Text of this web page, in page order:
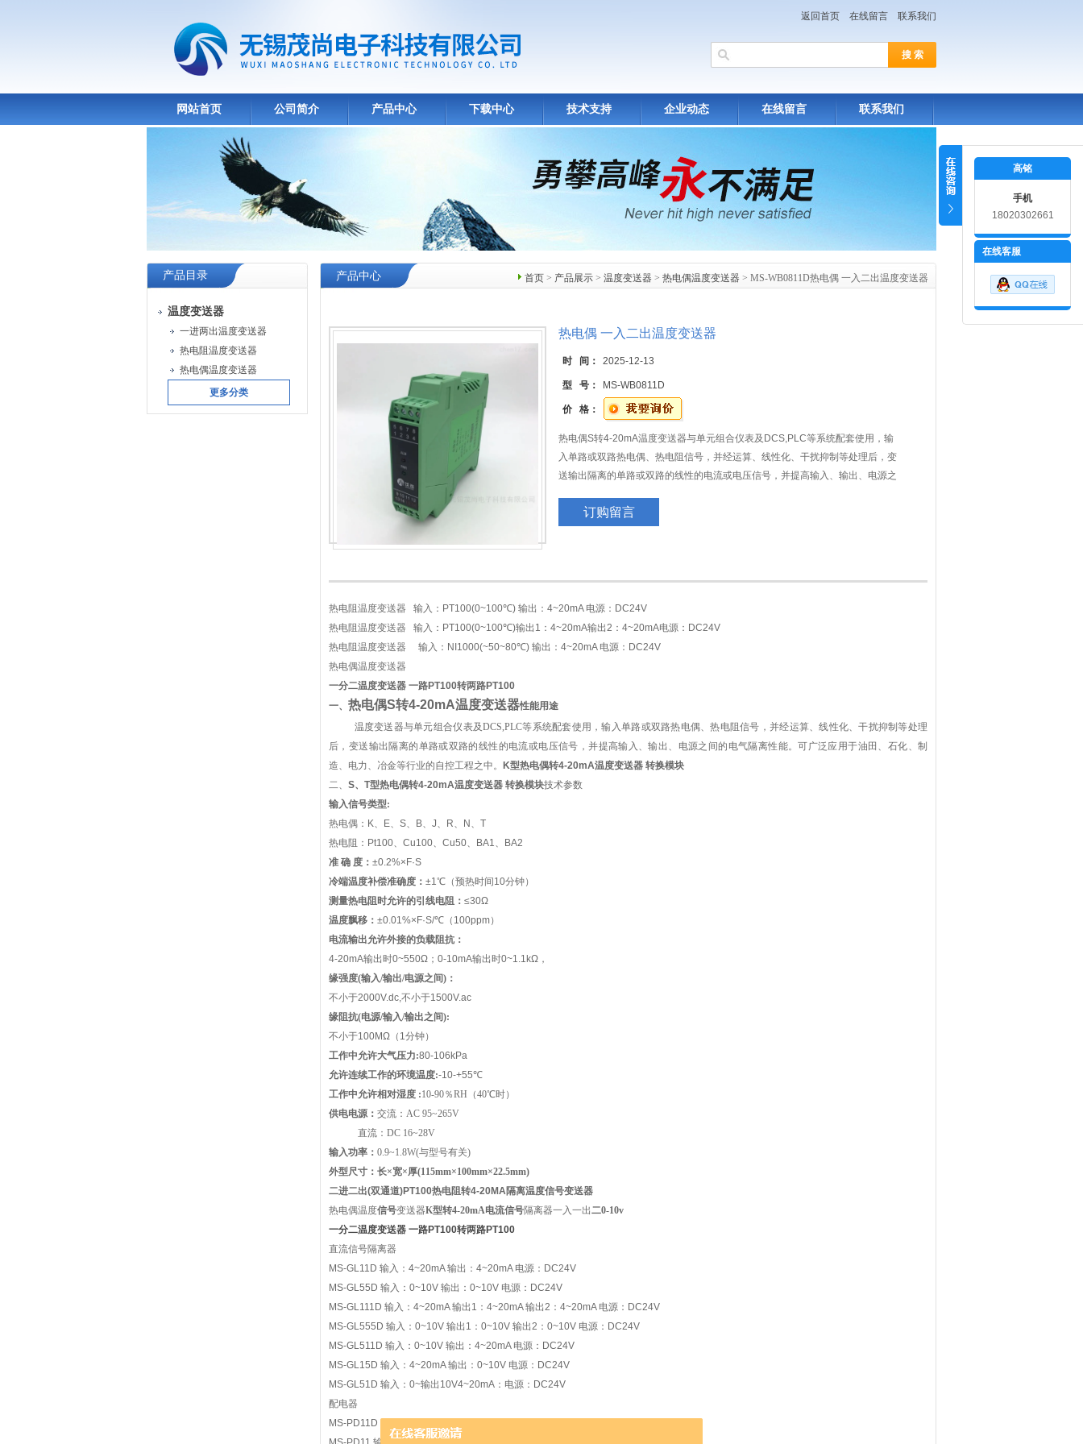
返回首页 在线留言 联系我们
网站首页 公司简介 产品中心 下载中心 技术支持 企业动态 在线留言 联系我们
产品目录
温度变送器
一进两出温度变送器
热电阻温度变送器
热电偶温度变送器
更多分类
首页 > 产品展示 > 温度变送器 > 热电偶温度变送器 > MS-WB0811D热电偶 一入二出温度变送器
产品中心
热电偶 一入二出温度变送器
时 间： 2025-12-13
型 号： MS-WB0811D
价 格：
热电偶S转4-20mA温度变送器与单元组合仪表及DCS,PLC等系统配套使用，输
入单路或双路热电偶、热电阻信号，并经运算、线性化、干扰抑制等处理后，变
送输出隔离的单路或双路的线性的电流或电压信号，并提高输入、输出、电源之
工程之中。
订购留言
热电阻温度变送器 输入：PT100(0~100℃) 输出：4~20mA 电源：DC24V
热电阻温度变送器 输入：PT100(0~100℃)输出1：4~20mA输出2：4~20mA电源：DC24V
热电阻温度变送器 输入：NI1000(~50~80℃) 输出：4~20mA 电源：DC24V
热电偶温度变送器
一分二温度变送器 一路PT100转两路PT100
一、 热电偶S转4-20mA温度变送器性能用途
温度变送器与单元组合仪表及DCS,PLC等系统配套使用，输入单路或双路热电偶、热电阻信号，并经运算、线性化、干扰抑制等处理
后，变送输出隔离的单路或双路的线性的电流或电压信号，并提高输入、输出、电源之间的电气隔离性能。可广泛应用于油田、石化、制
造、电力、冶金等行业的自控工程之中。
K型热电偶转4-20mA温度变送器 转换模块
二、 S、 T型热电偶转4-20mA温度变送器 转换模块技术参数
输入信号类型:
热电偶：K、E、S、B、J、R、N、T
热电阻：Pt100、Cu100、Cu50、BA1、BA2
准 确 度： ±0.2%×F·S
冷端温度补偿准确度： ±1℃（预热时间10分钟）
测量热电阻时允许的引线电阻： ≤30Ω
温度飘移： ±0.01%×F·S/℃（100ppm）
电流输出允许外接的负载阻抗：
4-20mA输出时0~550Ω；0-10mA输出时0~1.1kΩ，
缘强度(输入/输出/电源之间)：
不小于2000V.dc,不小于1500V.ac
缘阻抗(电源/输入/输出之间):
不小于100MΩ（1分钟）
工作中允许大气压力:80-106kPa
允许连续工作的环境温度:-10-+55℃
工作中允许相对湿度 :10-90％RH （40℃时）
供电电源： 交流： AC 95~265V
直流： DC 16~28V
输入功率： 0.9~1.8W(与型号有关)
外型尺寸：长×宽×厚(115mm×100mm×22.5mm)
二进二出(双通道)PT100热电阻转4-20MA隔离温度信号变送器
热电偶温度信号变送器K型转4-20mA电流信号隔离器一入一出二0-10v
一分二温度变送器 一路PT100转两路PT100
直流信号隔离器
MS-GL11D 输入：4~20mA 输出：4~20mA 电源：DC24V
MS-GL55D 输入：0~10V 输出：0~10V 电源：DC24V
MS-GL111D 输入：4~20mA 输出1：4~20mA 输出2：4~20mA 电源：DC24V
MS-GL555D 输入：0~10V 输出1：0~10V 输出2：0~10V 电源：DC24V
MS-GL511D 输入：0~10V 输出：4~20mA 电源：DC24V
MS-GL15D 输入：4~20mA 输出：0~10V 电源：DC24V
MS-GL51D 输入：0~输出10V4~20mA：电源：DC24V
配电器
MS-PD11D 输入：4~20mA（馈电24V） 输出：4~20mA 电源：DC24V
高铭
手机
18020302661
在线客服